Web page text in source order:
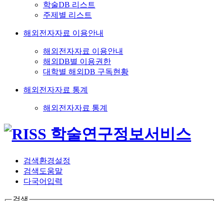
학술DB 리스트
주제별 리스트
해외전자자료 이용안내
해외전자자료 이용안내
해외DB별 이용권한
대학별 해외DB 구독현황
해외전자자료 통계
해외전자자료 통계
검색환경설정
검색도움말
다국어입력
검색